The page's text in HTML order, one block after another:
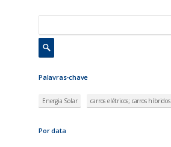
Palavras-chave
Energia Solar carros elétricos; carros híbridos
Por data